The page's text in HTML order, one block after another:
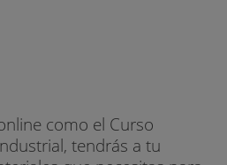
como el Curso
tendrás a tu